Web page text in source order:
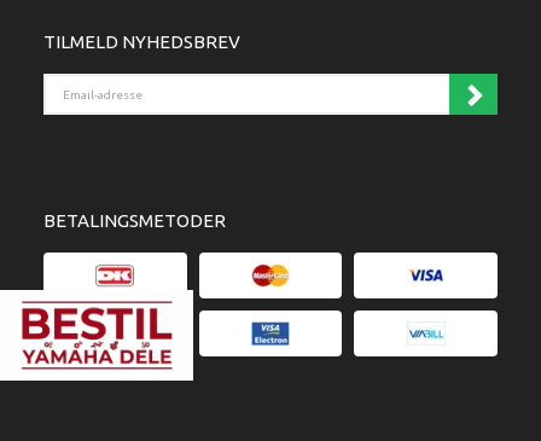
TILMELD NYHEDSBREV
BETALINGSMETODER